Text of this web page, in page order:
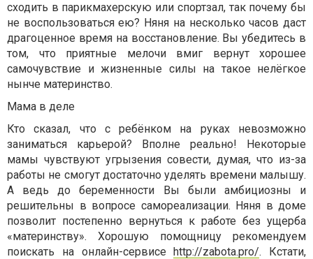
сходить в парикмахерскую или спортзал, так почему бы
не воспользоваться ею? Няня на несколько часов даст
драгоценное время на восстановление. Вы убедитесь в
том, что приятные мелочи вмиг вернут хорошее
самочувствие и жизненные силы на такое нелёгкое
нынче материнство.
Мама в деле
Кто сказал, что с ребёнком на руках невозможно
заниматься карьерой? Вполне реально! Некоторые
мамы чувствуют угрызения совести, думая, что из-за
работы не смогут достаточно уделять времени малышу.
А ведь до беременности Вы были амбициозны и
решительны в вопросе самореализации. Няня в доме
позволит постепенно вернуться к работе без ущерба
«материнству». Хорошую помощницу рекомендуем
поискать на онлайн-сервисеhttp://zabota.pro/. Кстати,